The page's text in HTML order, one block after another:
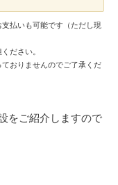
払いも可能です（ただし現
ださい。
おりませんのでご了承くだ
をご紹介しますので